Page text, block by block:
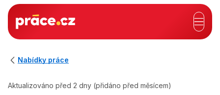
Hlavní záhlaví
Nabídky práce
Aktualizováno před 2 dny (přidáno před měsícem)